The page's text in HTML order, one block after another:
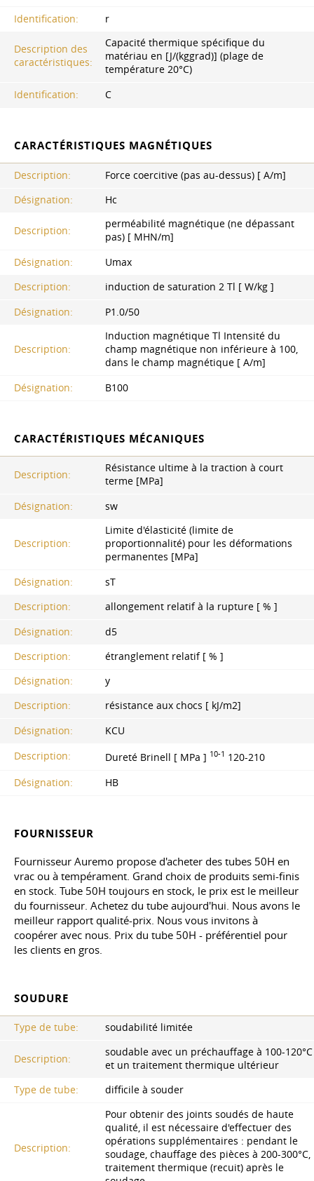
Identification: r
Description des
caractéristiques:
Capacité thermique spécifique du
matériau en [J/(kggrad)] (plage de
température 20°C)
Identification:
C
CARACTÉRISTIQUES MAGNÉTIQUES
Description:
Force coercitive (pas au-dessus) [ A/m]
Désignation:
Hc
Description:
perméabilité magnétique (ne dépassant
pas) [ MHN/m]
Désignation:
Umax
Description:
induction de saturation 2 Tl [ W/kg ]
Désignation:
P1.0/50
Description:
Induction magnétique Tl Intensité du
champ magnétique non inférieure à 100,
dans le champ magnétique [ A/m]
Désignation:
B100
CARACTÉRISTIQUES MÉCANIQUES
Description:
Résistance ultime à la traction à court
terme [MPa]
Désignation:
ѕw
Description:
Limite d'élasticité (limite de
proportionnalité) pour les déformations
permanentes [MPa]
Désignation:
sT
Description:
allongement relatif à la rupture [ % ]
Désignation:
d5
Description:
étranglement relatif [ % ]
Désignation:
y
Description:
résistance aux chocs [ kJ/m2]
Désignation:
KCU
Description:
Dureté Brinell [ MPa ] 10-1 120-210
Désignation:
HB
FOURNISSEUR
Fournisseur Auremo propose d'acheter des tubes 50H en
vrac ou à tempérament. Grand choix de produits semi-finis
en stock. Tube 50H toujours en stock, le prix est le meilleur
du fournisseur. Achetez du tube aujourd'hui. Nous avons le
meilleur rapport qualité-prix. Nous vous invitons à
coopérer avec nous. Prix du tube 50H - préférentiel pour
les clients en gros.
SOUDURE
Type de tube: soudabilité limitée
Description:
soudable avec un préchauffage à 100-120°C
et un traitement thermique ultérieur
Type de tube:
difficile à souder
Description:
Pour obtenir des joints soudés de haute
qualité, il est nécessaire d'effectuer des
opérations supplémentaires : pendant le
soudage, chauffage des pièces à 200-300°C,
traitement thermique (recuit) après le